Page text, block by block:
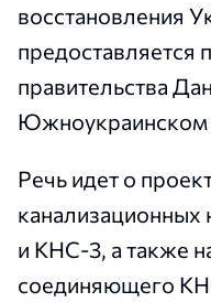
восстановления
предоставляется
правительства
Южноукраинском
Речь идет о
канализационных
и КНС-3, а также
соединяющего